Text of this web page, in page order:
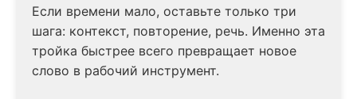
Если времени мало, оставьте только три
шага: контекст, повторение, речь. Именно эта
тройка быстрее всего превращает новое
слово в рабочий инструмент.